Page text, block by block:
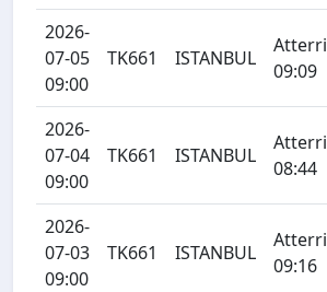
2026-
07-05
09:00
TK661 ISTANBUL
Atterri
09:09
2026-
07-04
09:00
TK661 ISTANBUL
Atterri
08:44
2026-
07-03
09:00
TK661 ISTANBUL
Atterri
09:16